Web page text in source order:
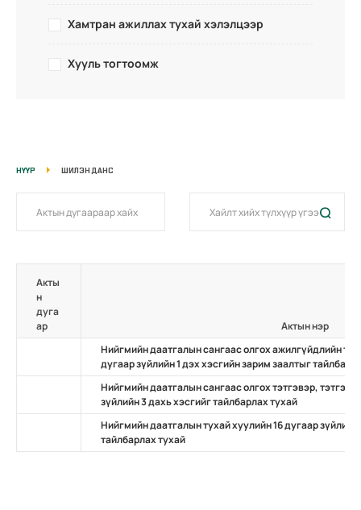
Хамтран ажиллах тухай хэлэлцээр
Хууль тогтоомж
НҮҮР ШИЛЭН ДАНС
Акты
н
дуга
ар
Актын нэр
Нийгмийн даатгалын сангаас олгох ажилгүйдлийн
дугаар зүйлийн 1 дэх хэсгийн зарим заалтыг
Нийгмийн даатгалын сангаас олгох тэтгэвэр,
зүйлийн 3 дахь хэсгийг тайлбарлах тухай
Нийгмийн даатгалын тухай хуулийн 16 дугаар
тайлбарлах тухай